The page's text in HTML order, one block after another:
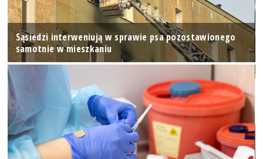
Sąsiedzi interweniują w sprawie psa pozostawionego
samotnie w mieszkaniu